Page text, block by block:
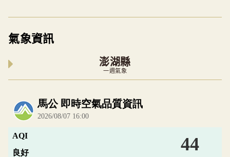
氣象資訊
澎湖縣
一週氣象
內嵌空氣品質小工具為視覺預覽，完整即時空